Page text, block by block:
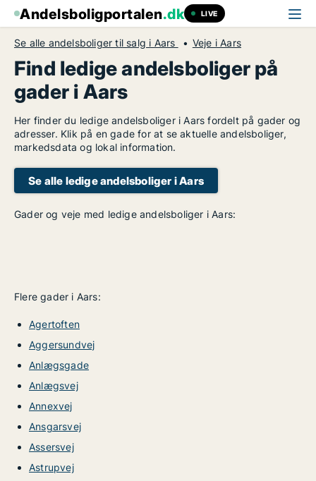
Andelsboligportalen.dk LIVE
Se alle andelsboliger til salg i Aars Veje i Aars
Find ledige andelsboliger på
gader i Aars
Her finder du ledige andelsboliger i Aars fordelt på gader og
adresser. Klik på en gade for at se aktuelle andelsboliger,
markedsdata og lokal information.
Se alle ledige andelsboliger i Aars
Gader og veje med ledige andelsboliger i Aars:
Flere gader i Aars:
Agertoften
Aggersundvej
Anlægsgade
Anlægsvej
Annexvej
Ansgarsvej
Assersvej
Astrupvej